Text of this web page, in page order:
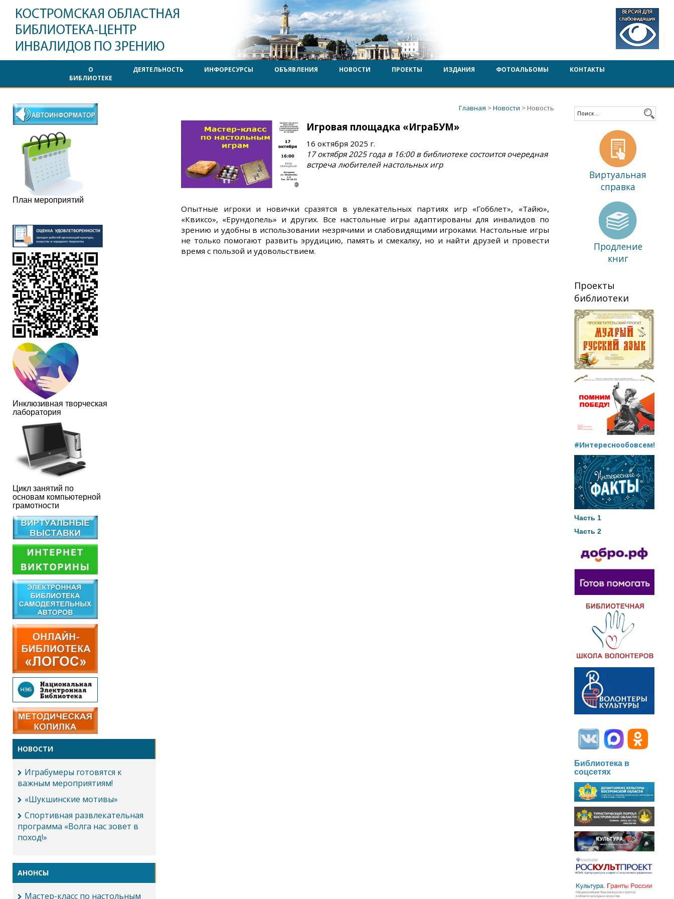
О
БИБЛИОТЕКЕ
ДЕЯТЕЛЬНОСТЬ ИНФОРЕСУРСЫ ОБЪЯВЛЕНИЯ НОВОСТИ ПРОЕКТЫ ИЗДАНИЯ ФОТОАЛЬБОМЫ КОНТАКТЫ
План мероприятий
Инклюзивная творческая
лаборатория
Цикл занятий по
основам компьютерной
грамотности
НОВОСТИ
Играбумеры готовятся к
важным мероприятиям!
«Шукшинские мотивы»
Спортивная развлекательная
программа «Волга нас зовет в
поход!»
АНОНСЫ
Мастер-класс по настольным
Главная >Новости > Новость
Игровая площадка «ИграБУМ»
16 октября 2025 г.
17 октября 2025 года в 16:00 в библиотеке состоится очередная
встреча любителей настольных игр
Опытные игроки и новички сразятся в увлекательных партиях игр «Гобблет», «Тайю»,
«Квиксо», «Ерундопель» и других. Все настольные игры адаптированы для инвалидов по
зрению и удобны в использовании незрячими и слабовидящими игроками. Настольные игры
не только помогают развить эрудицию, память и смекалку, но и найти друзей и провести
время с пользой и удовольствием.
Виртуальная
справка
Продление
книг
Проекты
библиотеки
#Интереснообовсем!
Часть 1
Часть 2
Библиотека в
соцсетях